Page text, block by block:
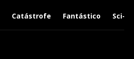
Catástrofe Fantástico Sci-Fi